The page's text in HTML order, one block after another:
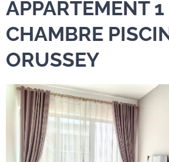
APPARTEMENT 1
CHAMBRE
ORUSSEY